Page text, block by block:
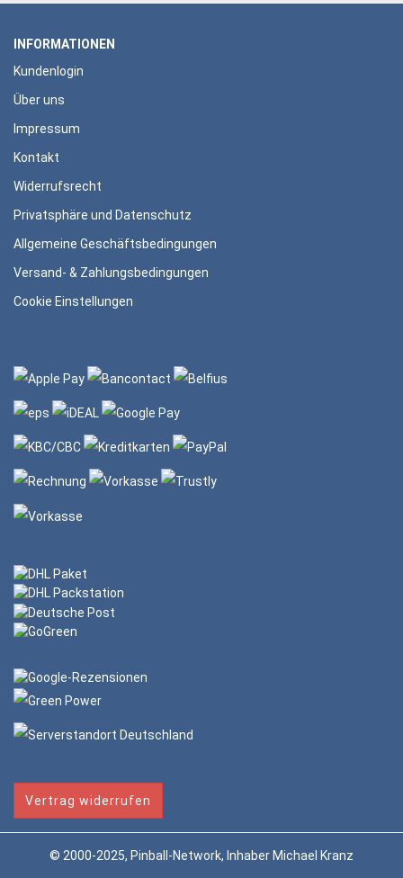
INFORMATIONEN
Kundenlogin
Über uns
Impressum
Kontakt
Widerrufsrecht
Privatsphäre und Datenschutz
Allgemeine Geschäftsbedingungen
Versand- & Zahlungsbedingungen
Cookie Einstellungen
Vertrag widerrufen
© 2000-2025, Pinball-Network, Inhaber Michael Kranz